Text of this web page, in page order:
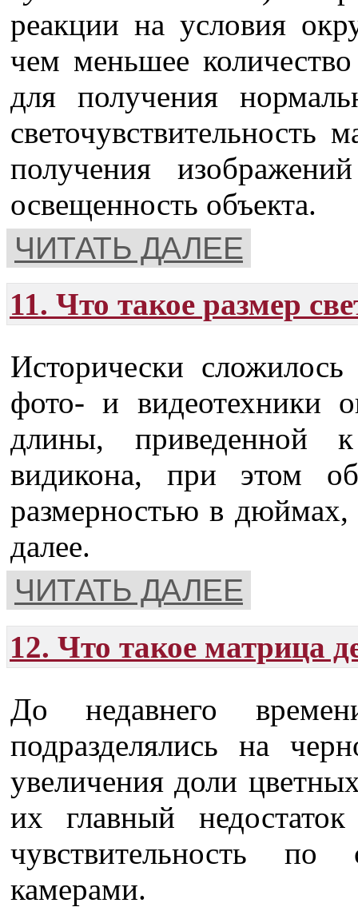
реакции на условия
чем меньшее
для получения
светочувствительность
получения
освещенность объекта.
ЧИТАТЬ ДАЛЕЕ
11. Что такое размер
Исторически
фото- и видеотехники
длины, приведенной к
видикона, при этом
размерностью в
далее.
ЧИТАТЬ ДАЛЕЕ
12. Что такое матрица
До недавнего
подразделялись на
увеличения доли
их главный
чувствительность
камерами.